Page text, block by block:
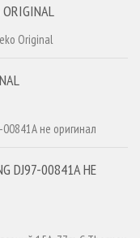
DJ97-00841A НЕ